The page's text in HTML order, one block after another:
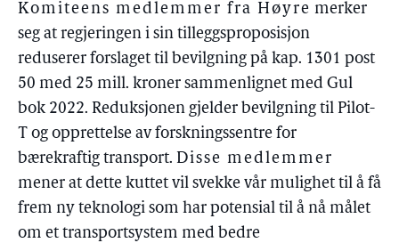
Komiteens medlemmer fra Høyre merker
seg at regjeringen i sin tilleggsproposisjon
reduserer forslaget til bevilgning på kap. 1301 post
50 med 25 mill. kroner sammenlignet med Gul
bok 2022. Reduksjonen gjelder bevilgning til Pilot-
T og opprettelse av forskningssentre for
bærekraftig transport. Disse medlemmer
mener at dette kuttet vil svekke vår mulighet til å få
frem ny teknologi som har potensial til å nå målet
om et transportsystem med bedre